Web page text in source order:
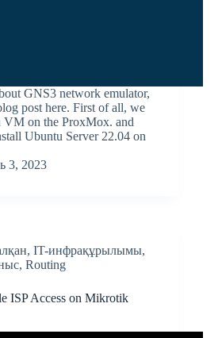
GNS3 network emulator,
post here. First of all, we
VM on the ProxMox. and
Ubuntu Server 22.04 on
3, 2023
, IT-инфрақұрылымы,
, Routing
ISP Access on Mikrotik